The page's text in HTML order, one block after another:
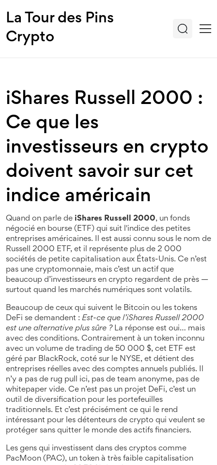
La Tour des Pins
Crypto
iShares Russell 2000 :
Ce que les
investisseurs en crypto
doivent savoir sur cet
indice américain
Quand on parle de iShares Russell 2000, un fonds
négocié en bourse (ETF) qui suit l'indice des petites
entreprises américaines. Il est aussi connu sous le nom de
Russell 2000 ETF, et il représente plus de 2 000
sociétés de petite capitalisation aux États-Unis. Ce n’est
pas une cryptomonnaie, mais c’est un actif que
beaucoup d’investisseurs en crypto regardent de près —
surtout quand les marchés numériques sont volatils.
Beaucoup de ceux qui suivent le Bitcoin ou les tokens
DeFi se demandent : Est-ce que l’iShares Russell 2000
est une alternative plus sûre ?La réponse est oui… mais
avec des conditions. Contrairement à un token inconnu
avec un volume de trading de 50 000 $, cet ETF est
géré par BlackRock, coté sur le NYSE, et détient des
entreprises réelles avec des comptes annuels publiés. Il
n’y a pas de rug pull ici, pas de team anonyme, pas de
whitepaper vide. Ce n’est pas un projet DeFi, c’est un
outil de diversification pour les portefeuilles
traditionnels. Et c’est précisément ce qui le rend
intéressant pour les détenteurs de crypto qui veulent se
protéger sans quitter le monde des actifs financiers.
Les gens qui investissent dans des cryptos comme
PacMoon (PAC), un token à très faible capitalisation